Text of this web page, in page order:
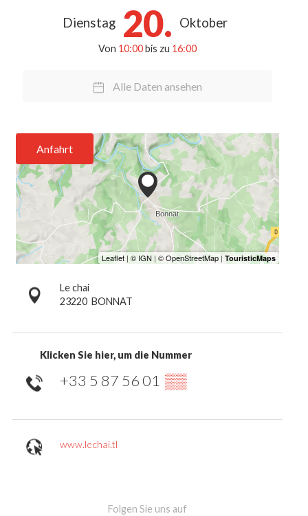
Dienstag 20. Oktober
Von 10:00bis zu 16:00
Alle Daten ansehen
Anfahrt
Le chai
23220 BONNAT
Klicken Sie hier, um die Nummer
+33 5 87 56 01 ▒▒
www.lechai.tl
Folgen Sie uns auf